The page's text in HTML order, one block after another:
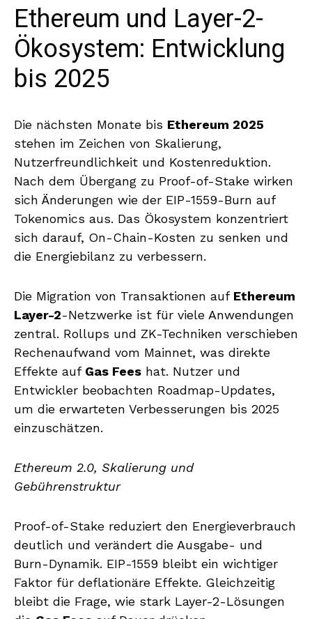
Ethereum und Layer-2-
Ökosystem: Entwicklung
bis 2025
Die nächsten Monate bis Ethereum 2025
stehen im Zeichen von Skalierung,
Nutzerfreundlichkeit und Kostenreduktion.
Nach dem Übergang zu Proof-of-Stake wirken
sich Änderungen wie der EIP-1559-Burn auf
Tokenomics aus. Das Ökosystem konzentriert
sich darauf, On-Chain-Kosten zu senken und
die Energiebilanz zu verbessern.
Die Migration von Transaktionen auf Ethereum
Layer-2-Netzwerke ist für viele Anwendungen
zentral. Rollups und ZK-Techniken verschieben
Rechenaufwand vom Mainnet, was direkte
Effekte auf Gas Fees hat. Nutzer und
Entwickler beobachten Roadmap-Updates,
um die erwarteten Verbesserungen bis 2025
einzuschätzen.
Ethereum 2.0, Skalierung und
Gebührenstruktur
Proof-of-Stake reduziert den Energieverbrauch
deutlich und verändert die Ausgabe- und
Burn-Dynamik. EIP-1559 bleibt ein wichtiger
Faktor für deflationäre Effekte. Gleichzeitig
bleibt die Frage, wie stark Layer-2-Lösungen